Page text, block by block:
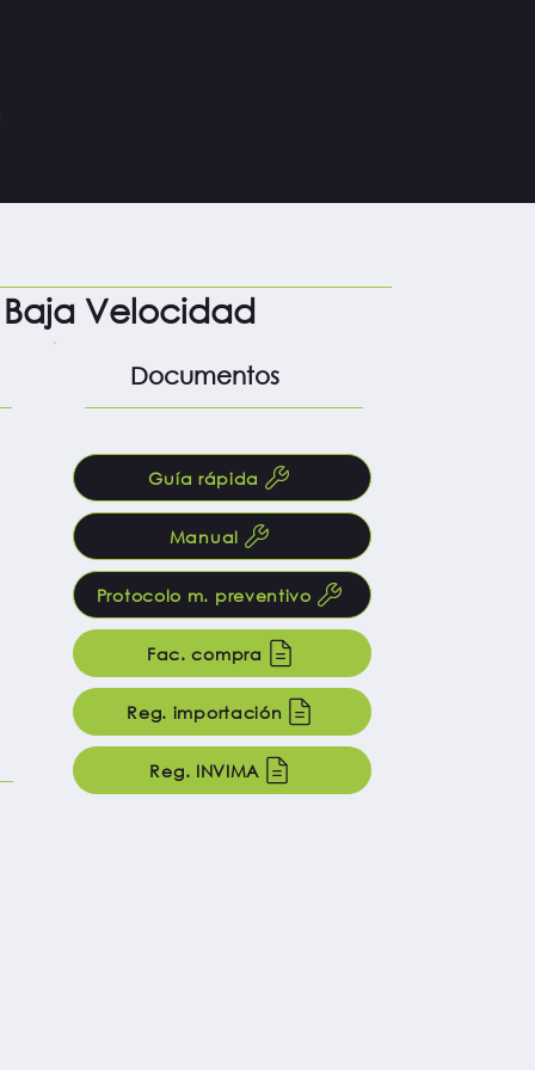
Velocidad
Documentos
Guía rápida
Manual
Protocolo m. preventivo
Fac. compra
Reg. importación
Reg. INVIMA